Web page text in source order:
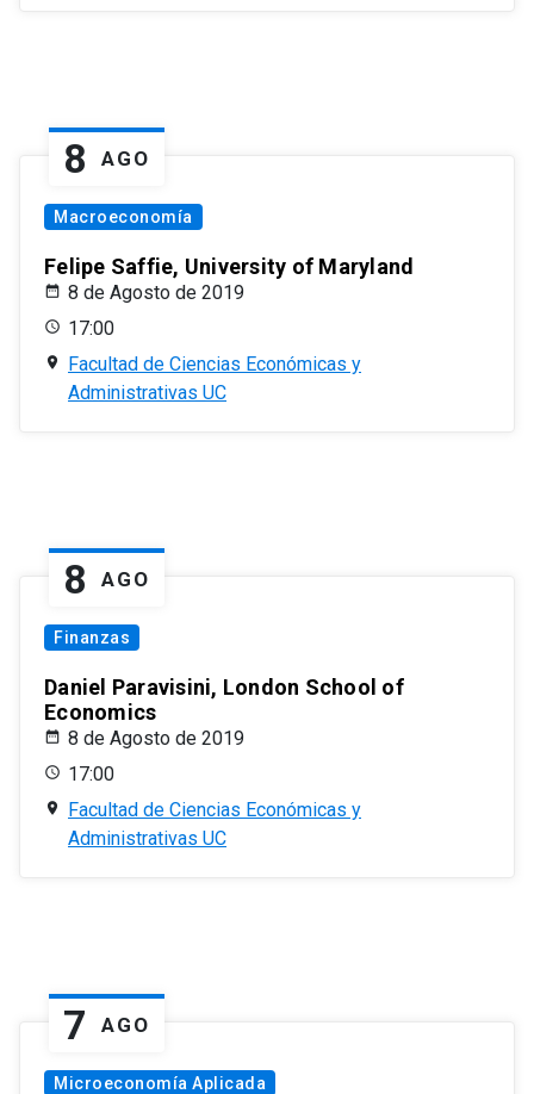
8 AGO
Macroeconomía
Felipe Saffie, University of Maryland
8 de Agosto de 2019
17:00
Facultad de Ciencias Económicas y
Administrativas UC
8 AGO
Finanzas
Daniel Paravisini, London School of
Economics
8 de Agosto de 2019
17:00
Facultad de Ciencias Económicas y
Administrativas UC
7 AGO
Microeconomía Aplicada